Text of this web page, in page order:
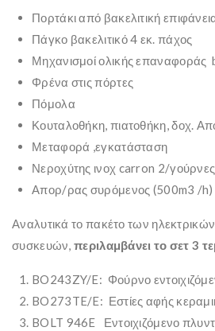
Πορτάκι από βακελιτική
Πάγκο βακελιτικό 4 εκ. πάχος
Μηχανισμοί ολικής επαναφοράς
Φρένα στις πόρτες
Πόμολα
Κουταλοθήκη, πιατοθήκη, δοχ.
Μεταφορά ,εγκατάσταση
Νεροχύτης ινοχ carron 2/γούρνες
Απορ/ρας συρόμενος (500m3 /
Αναλυτικά το πακέτο των ηλεκτρικών
συσκευών, περιλαμβάνει το σετ 3
BO243ZY/E: Φούρνο
BO273TE/E: Εστίες αφής
BOLT 946E Εντοιχιζόμενο